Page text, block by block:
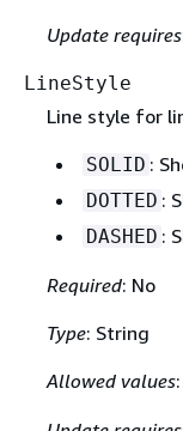
Update requires
LineStyle
Line style for
SOLID :
DOTTED :
DASHED :
Required: No
Type: String
Allowed values: